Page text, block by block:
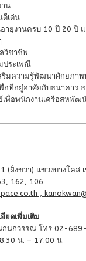
น
ดีเด่น
ายุงานครบ 10 ปี 20 ปี
วิชาชีพ
ประเพณี
ริมความรู้พัฒนาศักยภาพ
อที่อยู่อาศัยกับธนาคาร
พื่อพนักงานเครือสหพัฒ
(ฝั่งขวา) แขวงบางโคล่
162, 106
,
ยดเพิ่มเติม
นกวรรณ โทร 02-
น. – 17.00 น.